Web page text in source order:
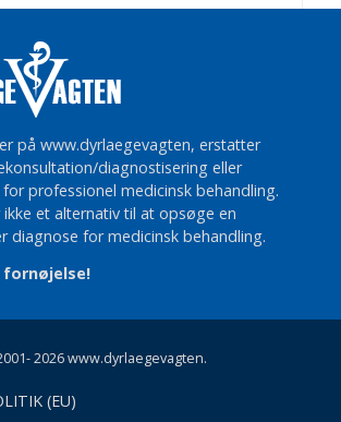
på www.dyrlaegevagten, erstatter
diagnostisering eller
professionel medicinsk behandling.
ikke et alternativ til at opsøge en
diagnose for medicinsk behandling.
2026 www.dyrlaegevagten.
(EU)